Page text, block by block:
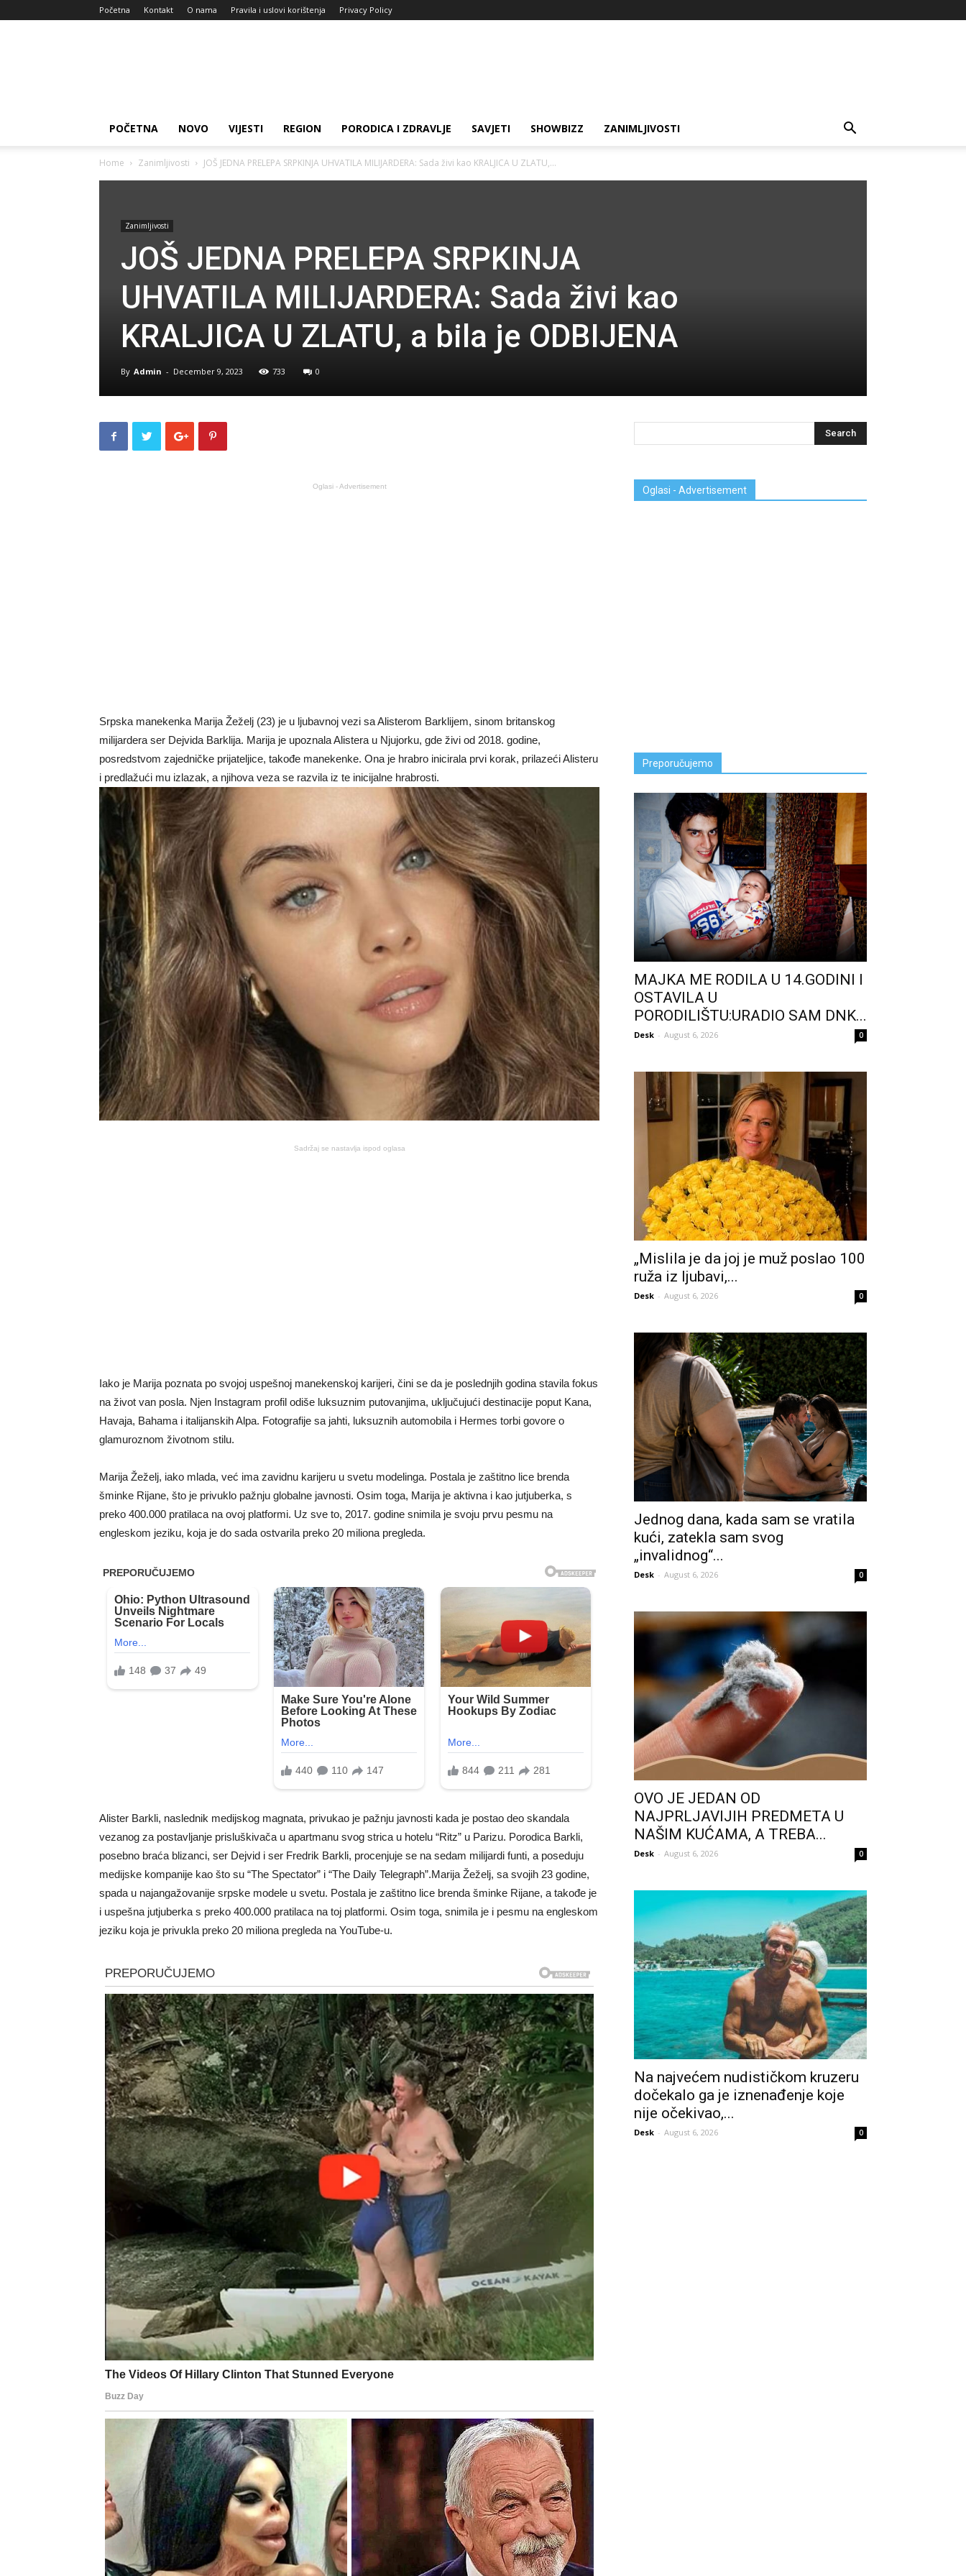
Početna Kontakt O nama Pravila i uslovi korištenja Privacy Policy
POČETNA NOVO VIJESTI REGION PORODICA I ZDRAVLJE SAVJETI SHOWBIZZ ZANIMLJIVOSTI
Home Zanimljivosti JOŠ JEDNA PRELEPA SRPKINJA UHVATILA MILIJARDERA: Sada živi kao KRALJICA U ZLATU,...
Zanimljivosti
JOŠ JEDNA PRELEPA SRPKINJA
UHVATILA MILIJARDERA: Sada živi kao
KRALJICA U ZLATU, a bila je ODBIJENA
By Admin - December 9, 2023 733 0
Oglasi - Advertisement
Srpska manekenka Marija Žeželj (23) je u ljubavnoj vezi sa Alisterom Barklijem, sinom britanskog
milijardera ser Dejvida Barklija. Marija je upoznala Alistera u Njujorku, gde živi od 2018. godine,
posredstvom zajedničke prijateljice, takođe manekenke. Ona je hrabro inicirala prvi korak, prilazeći Alisteru
i predlažući mu izlazak, a njihova veza se razvila iz te inicijalne hrabrosti.
Sadržaj se nastavlja ispod oglasa
Iako je Marija poznata po svojoj uspešnoj manekenskoj karijeri, čini se da je poslednjih godina stavila fokus
na život van posla. Njen Instagram profil odiše luksuznim putovanjima, uključujući destinacije poput Kana,
Havaja, Bahama i italijanskih Alpa. Fotografije sa jahti, luksuznih automobila i Hermes torbi govore o
glamuroznom životnom stilu.
Marija Žeželj, iako mlada, već ima zavidnu karijeru u svetu modelinga. Postala je zaštitno lice brenda
šminke Rijane, što je privuklo pažnju globalne javnosti. Osim toga, Marija je aktivna i kao jutjuberka, s
preko 400.000 pratilaca na ovoj platformi. Uz sve to, 2017. godine snimila je svoju prvu pesmu na
engleskom jeziku, koja je do sada ostvarila preko 20 miliona pregleda.
Alister Barkli, naslednik medijskog magnata, privukao je pažnju javnosti kada je postao deo skandala
vezanog za postavljanje prisluškivača u apartmanu svog strica u hotelu “Ritz” u Parizu. Porodica Barkli,
posebno braća blizanci, ser Dejvid i ser Fredrik Barkli, procenjuje se na sedam milijardi funti, a poseduju
medijske kompanije kao što su “The Spectator” i “The Daily Telegraph”.Marija Žeželj, sa svojih 23 godine,
spada u najangažovanije srpske modele u svetu. Postala je zaštitno lice brenda šminke Rijane, a takođe je
i uspešna jutjuberka s preko 400.000 pratilaca na toj platformi. Osim toga, snimila je i pesmu na engleskom
jeziku koja je privukla preko 20 miliona pregleda na YouTube-u.
Oglasi - Advertisement
Preporučujemo
MAJKA ME RODILA U 14.GODINI I
OSTAVILA U
PORODILIŠTU:URADIO SAM DNK...
Desk - August 6, 2026 0
„Mislila je da joj je muž poslao 100
ruža iz ljubavi,...
Desk - August 6, 2026 0
Jednog dana, kada sam se vratila
kući, zatekla sam svog
„invalidnog“...
Desk - August 6, 2026 0
OVO JE JEDAN OD
NAJPRLJAVIJIH PREDMETA U
NAŠIM KUĆAMA, A TREBA...
Desk - August 6, 2026 0
Na najvećem nudističkom kruzeru
dočekalo ga je iznenađenje koje
nije očekivao,...
Desk - August 6, 2026 0